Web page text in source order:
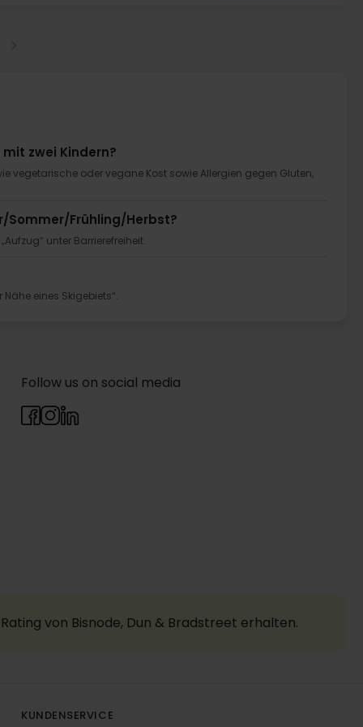
zwei Kindern?
vegetarische oder vegane Kost sowie Allergien gegen Gluten,
Sommer/Frühling/Herbst?
unter Barrierefreiheit.
Nähe eines Skigebiets“.
Follow us on social media
von Bisnode, Dun & Bradstreet erhalten.
KUNDENSERVICE